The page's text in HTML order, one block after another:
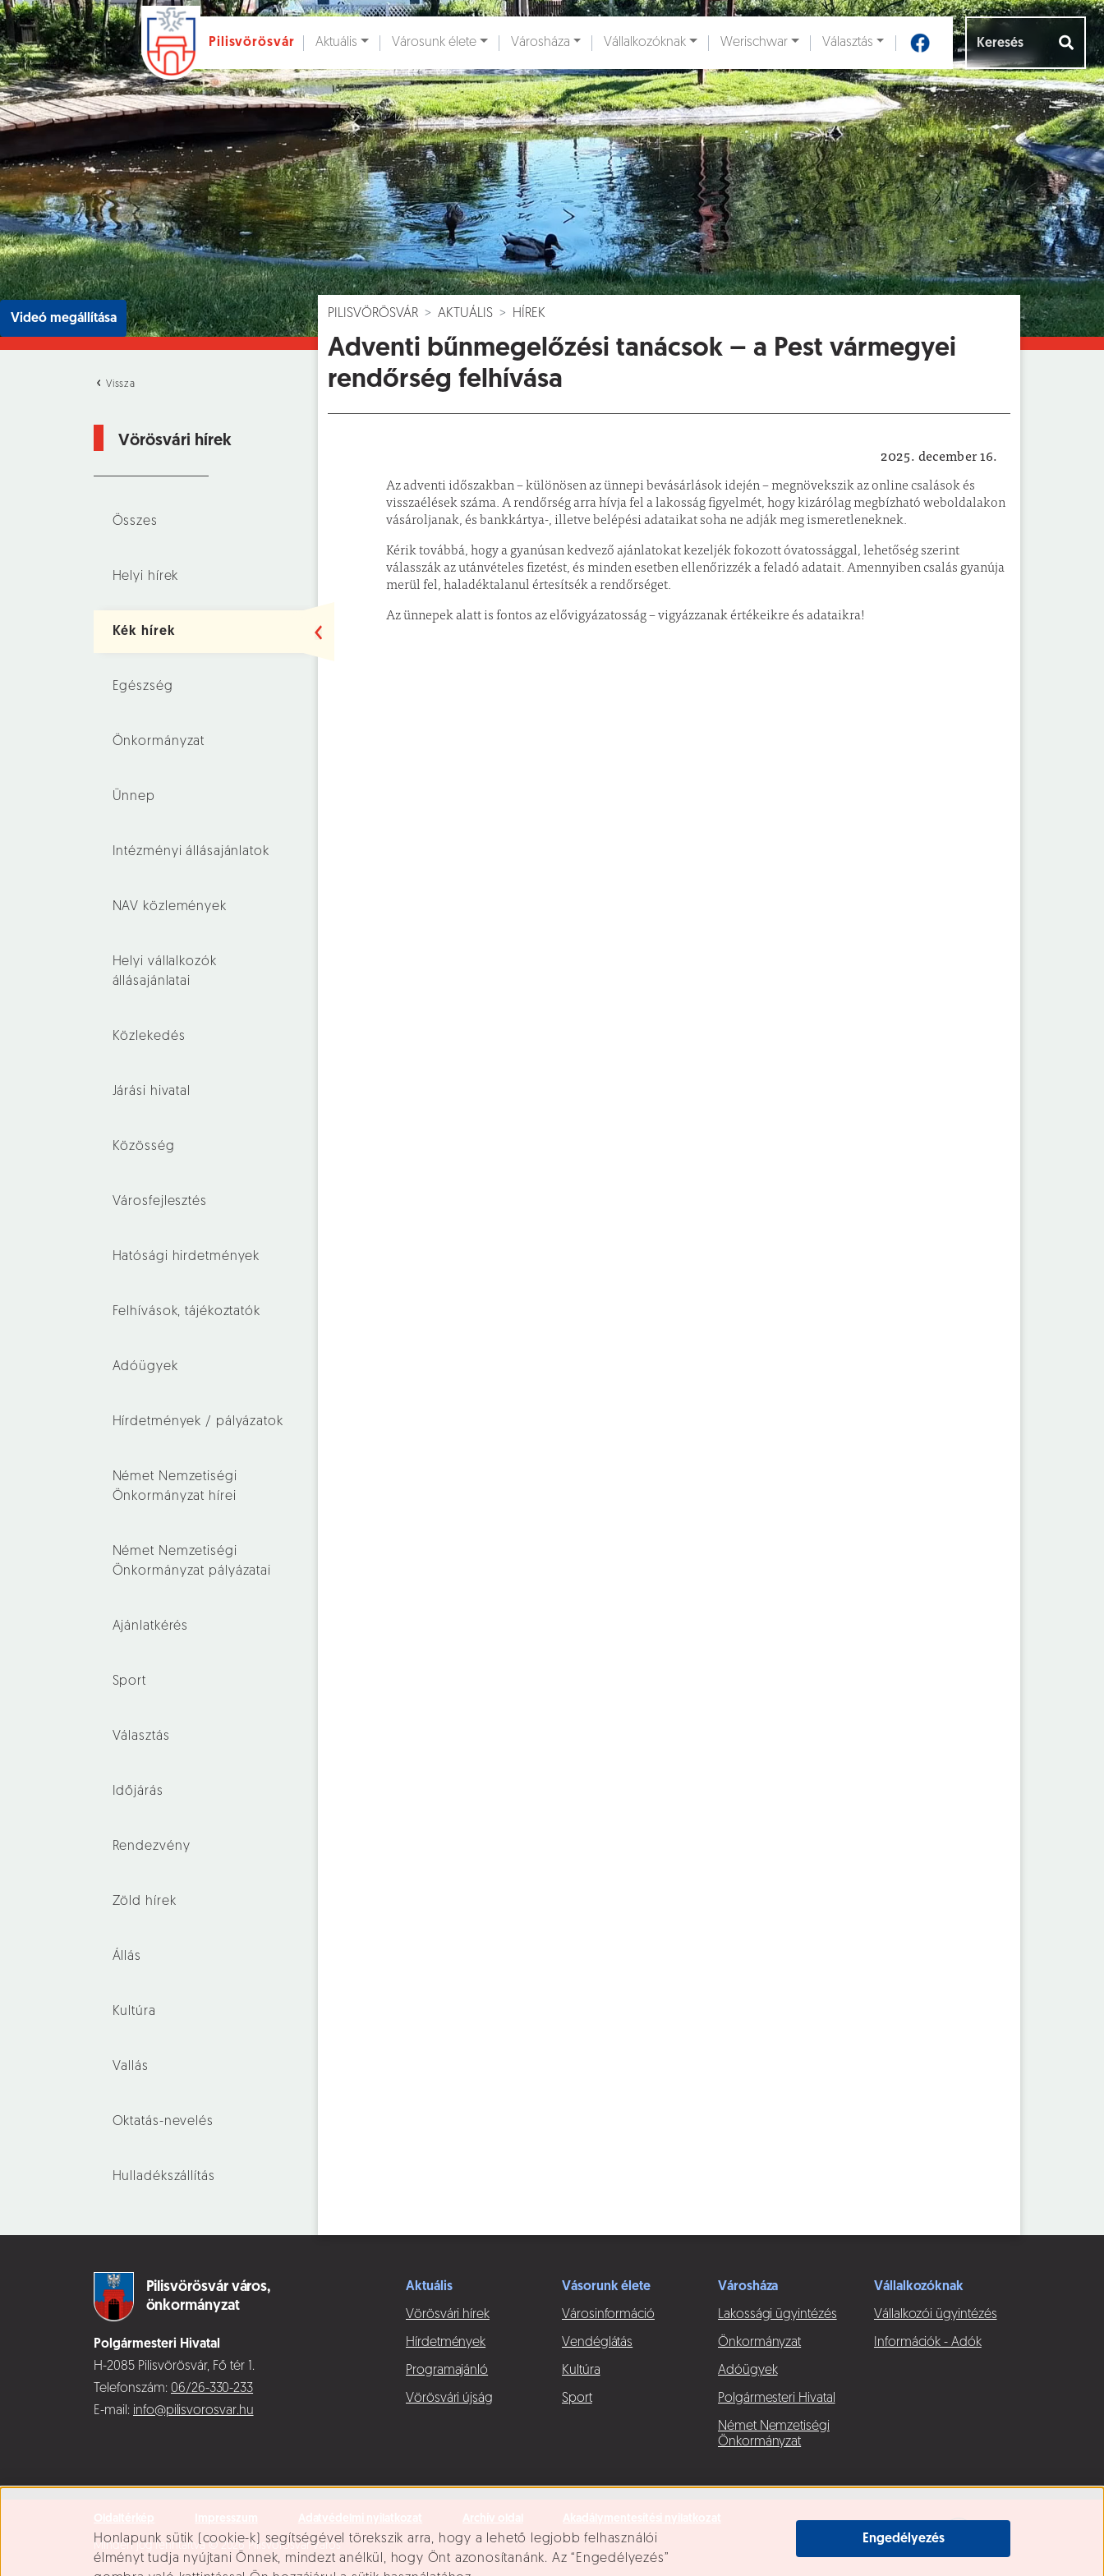
Süti beállítások
Honlapunk sütik (cookie-k) segítségével törekszik arra, hogy a lehető legjobb felhasználói
élményt tudja nyújtani Önnek, mindezt anélkül, hogy Önt azonosítanánk. Az “Engedélyezés”
Engedélyezés
Ugrás a fő tartalomhoz
Pilisvörösvár Aktuális Városunk élete Városháza Vállalkozóknak Werischwar Választás
Videó megállítása
Vissza
Vörösvári hírek
Összes
Helyi hírek
Kék hírek
Egészség
Önkormányzat
Ünnep
Intézményi állásajánlatok
NAV közlemények
Helyi vállalkozók
állásajánlatai
Közlekedés
Járási hivatal
Közösség
Városfejlesztés
Hatósági hirdetmények
Felhívások, tájékoztatók
Adóügyek
Hírdetmények / pályázatok
Német Nemzetiségi
Önkormányzat hírei
Német Nemzetiségi
Önkormányzat pályázatai
Ajánlatkérés
Sport
Választás
Időjárás
Rendezvény
Zöld hírek
Állás
Kultúra
Vallás
Oktatás-nevelés
Hulladékszállítás
PILISVÖRÖSVÁR AKTUÁLIS HÍREK
Adventi bűnmegelőzési tanácsok – a Pest vármegyei
rendőrség felhívása
Kék hírek
2025. december 16.
Az adventi időszakban – különösen az ünnepi bevásárlások idején – megnövekszik az online csalások és
visszaélések száma. A rendőrség arra hívja fel a lakosság figyelmét, hogy kizárólag megbízható weboldalakon
vásároljanak, és bankkártya-, illetve belépési adataikat soha ne adják meg ismeretleneknek.
Kérik továbbá, hogy a gyanúsan kedvező ajánlatokat kezeljék fokozott óvatossággal, lehetőség szerint
válasszák az utánvételes fizetést, és minden esetben ellenőrizzék a feladó adatait. Amennyiben csalás gyanúja
merül fel, haladéktalanul értesítsék a rendőrséget.
Az ünnepek alatt is fontos az elővigyázatosság – vigyázzanak értékeikre és adataikra!
Pilisvörösvár város,
önkormányzat
Polgármesteri Hivatal
H-2085 Pilisvörösvár, Fő tér 1.
Telefonszám: 06/26-330-233
E-mail: info@pilisvorosvar.hu
Aktuális
Vörösvári hírek
Hírdetmények
Programajánló
Vörösvári újság
Vásorunk élete
Városinformáció
Vendéglátás
Kultúra
Sport
Városháza
Lakossági ügyintézés
Önkormányzat
Adóügyek
Polgármesteri Hivatal
Német Nemzetiségi
Önkormányzat
Vállalkozóknak
Vállalkozói ügyintézés
Információk - Adók
Minden jog fenntartva © 2026 Pilisvörösvár Város
Hírek [] Események [] Dokumentumok [] Aloldalak []